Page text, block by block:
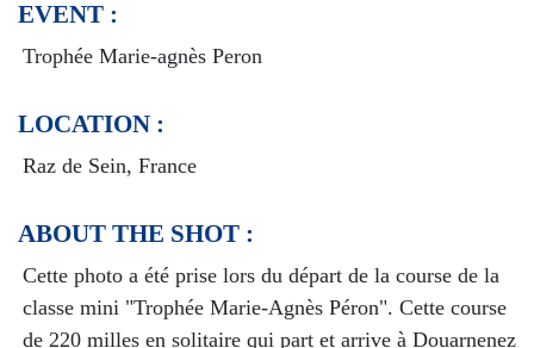
EVENT :
Trophée Marie-agnès Peron
LOCATION :
Raz de Sein, France
ABOUT THE SHOT :
Cette photo a été prise lors du départ de la course de la
classe mini "Trophée Marie-Agnès Péron". Cette course
de 220 milles en solitaire qui part et arrive à Douarnenez